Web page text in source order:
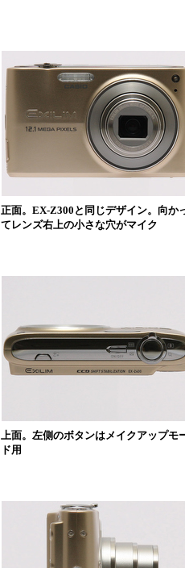
正面。EX-Z300と同じデザイン。向か
てレンズ右上の小さな穴がマイク
上面。左側のボタンはメイクアップモ
ド用